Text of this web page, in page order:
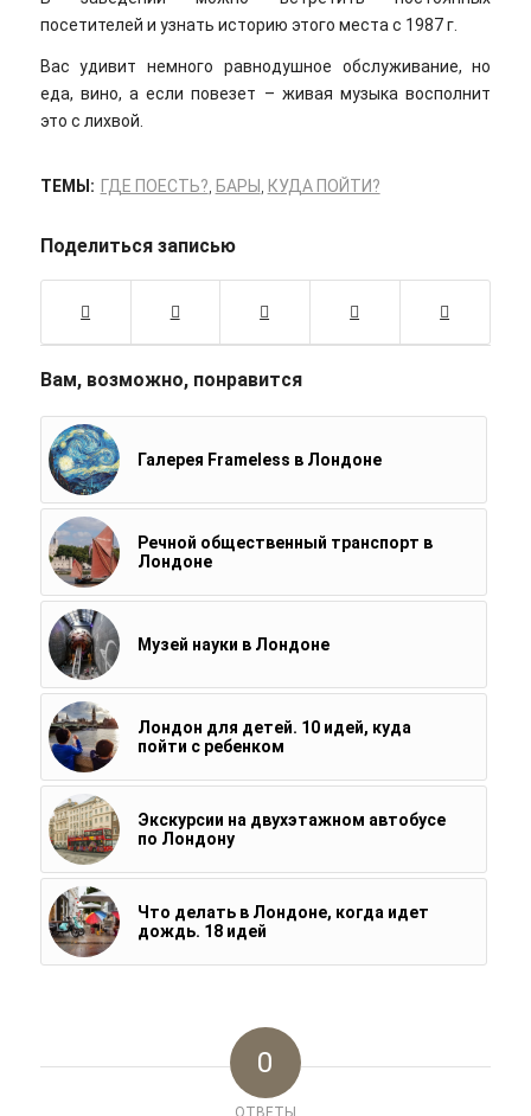
посетителей и узнать историю этого места с 1987 г.
Вас удивит немного равнодушное обслуживание, но
еда, вино, а если повезет – живая музыка восполнит
это с лихвой.
ТЕМЫ: ГДЕ ПОЕСТЬ? БАРЫ КУДА ПОЙТИ?
Поделиться записью
Вам, возможно, понравится
Галерея Frameless в Лондоне
Речной общественный транспорт в
Лондоне
Музей науки в Лондоне
Лондон для детей. 10 идей, куда
пойти с ребенком
Экскурсии на двухэтажном автобусе
по Лондону
Что делать в Лондоне, когда идет
дождь. 18 идей
0
ОТВЕТЫ